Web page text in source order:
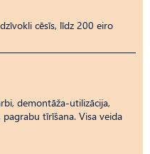
cēsīs, līdz 200 eiro
demontāža-utilizācija,
tīrīšana. Visa veida